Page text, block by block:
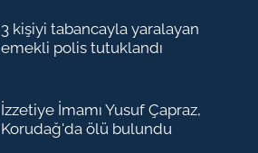
3 kişiyi tabancayla yaralayan
emekli polis tutuklandı
İzzetiye İmamı Yusuf Çapraz,
Korudağ'da ölü bulundu